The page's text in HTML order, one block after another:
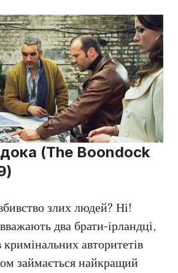
(The Boondock
злих людей? Ні!
два брати-ірландці,
авторитетів
займається найкращий